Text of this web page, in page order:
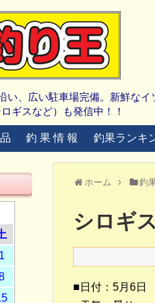
い、広い駐車場完備。新鮮な
ギスなど）も発信中！！
釣 果 情 報 釣果ランキ
ホーム 釣
シロギ
■日付：5月6日
1